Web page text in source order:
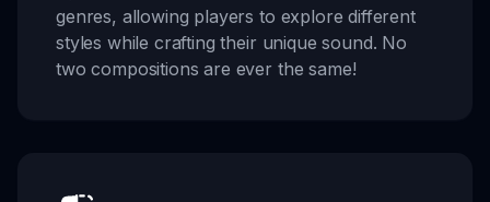
genres, allowing players to explore different
styles while crafting their unique sound. No
two compositions are ever the same!